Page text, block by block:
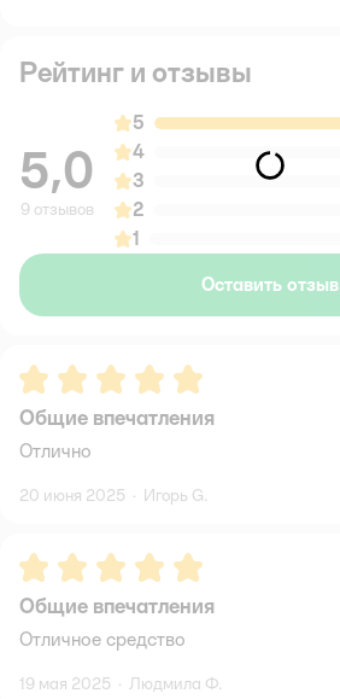
Рейтинг и отзывы
5,0
9 отзывов
5
4
3
2
1
Оставить отзыв
Рейтинг:5
Общие впечатления
Отлично
20 июня 2025 · Игорь G.
Рейтинг:5
Общие впечатления
Отличное средство
19 мая 2025 · Людмила Ф.